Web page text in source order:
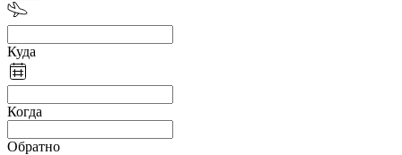
Куда
Когда
Обратно